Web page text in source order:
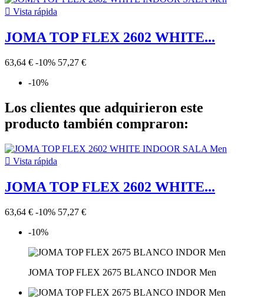
 Vista rápida
JOMA TOP FLEX 2602 WHITE...
63,64 € -10% 57,27 €
-10%
Los clientes que adquirieron este
producto también compraron:
 Vista rápida
JOMA TOP FLEX 2602 WHITE...
63,64 € -10% 57,27 €
-10%
JOMA TOP FLEX 2675 BLANCO INDOR Men